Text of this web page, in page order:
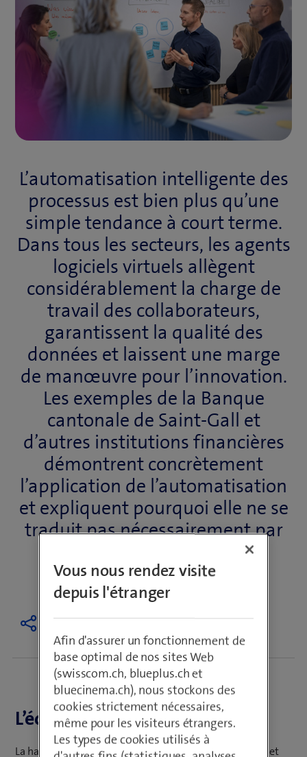
L’automatisation intelligente des
processus est bien plus qu’une
simple tendance à court terme.
Dans tous les secteurs, les agents
logiciels virtuels allègent
considérablement la charge de
travail des collaborateurs,
garantissent la qualité des
données et laissent une marge
de manœuvre pour l’innovation.
Les exemples de la Banque
cantonale de Saint-Gall et
d’autres institutions financières
démontrent concrètement
l’application de l’automatisation
et expliquent pourquoi elle ne se
traduit pas nécessairement par
une réduction des effectifs.
Mars 2025, Texte Tanja Dujic
L’économie est sous tension
La hausse des taux d'intérêt, l’incertitude des marchés et
Vous nous rendez visite
depuis l'étranger
Afin d'assurer un fonctionnement de
base optimal de nos sites Web
(swisscom.ch, blueplus.ch et
bluecinema.ch), nous stockons des
cookies strictement nécessaires,
même pour les visiteurs étrangers.
Les types de cookies utilisés à